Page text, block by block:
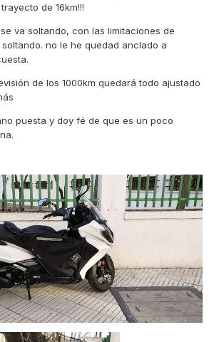
de 16km!!!
va soltando, con las limitaciones de
no le he quedad anclado a
de los 1000km quedará todo ajustado
puesta y doy fé de que es un poco